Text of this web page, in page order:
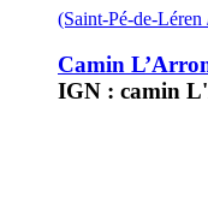
(Saint-Pé-de-
Camin
IGN : camin